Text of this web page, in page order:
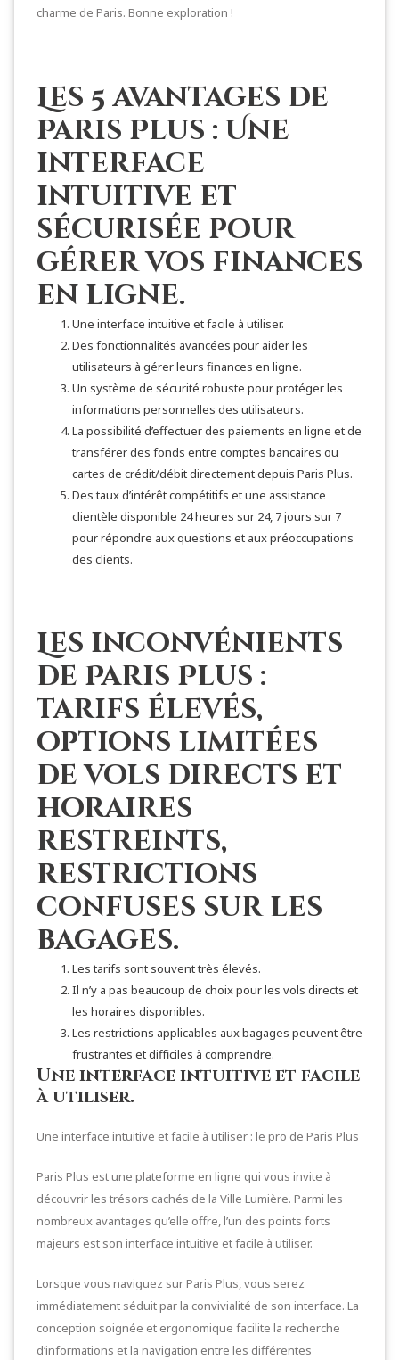
charme de Paris. Bonne exploration !
Les 5 avantages de
Paris Plus : Une
interface
intuitive et
sécurisée pour
gérer vos finances
en ligne.
Une interface intuitive et facile à utiliser.
Des fonctionnalités avancées pour aider les
utilisateurs à gérer leurs finances en ligne.
Un système de sécurité robuste pour protéger les
informations personnelles des utilisateurs.
La possibilité d’effectuer des paiements en ligne et de
transférer des fonds entre comptes bancaires ou
cartes de crédit/débit directement depuis Paris Plus.
Des taux d’intérêt compétitifs et une assistance
clientèle disponible 24 heures sur 24, 7 jours sur 7
pour répondre aux questions et aux préoccupations
des clients.
Les inconvénients
de Paris Plus :
tarifs élevés,
options limitées
de vols directs et
horaires
restreints,
restrictions
confuses sur les
bagages.
Les tarifs sont souvent très élevés.
Il n’y a pas beaucoup de choix pour les vols directs et
les horaires disponibles.
Les restrictions applicables aux bagages peuvent être
frustrantes et difficiles à comprendre.
Une interface intuitive et facile
à utiliser.
Une interface intuitive et facile à utiliser : le pro de Paris Plus
Paris Plus est une plateforme en ligne qui vous invite à
découvrir les trésors cachés de la Ville Lumière. Parmi les
nombreux avantages qu’elle offre, l’un des points forts
majeurs est son interface intuitive et facile à utiliser.
Lorsque vous naviguez sur Paris Plus, vous serez
immédiatement séduit par la convivialité de son interface. La
conception soignée et ergonomique facilite la recherche
d’informations et la navigation entre les différentes